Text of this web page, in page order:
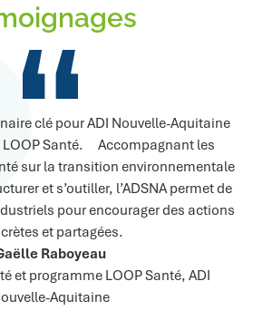
clé pour ADI Nouvelle-Aquitaine
LOOP Santé. Accompagnant les
sur la transition environnementale
et s’outiller, l’ADSNA permet de
pour encourager des actions
et partagées.
Raboyeau
et programme LOOP Santé, ADI
Aquitaine